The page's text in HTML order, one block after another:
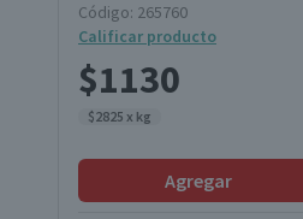
Código: 265760
Calificar producto
$1130
$2825 x kg
Agregar